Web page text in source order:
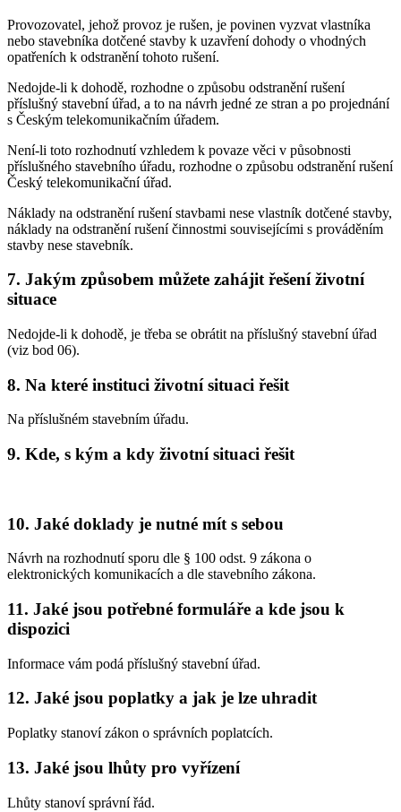
Provozovatel, jehož provoz je rušen, je povinen vyzvat vlastníka
nebo stavebníka dotčené stavby k uzavření dohody o vhodných
opatřeních k odstranění tohoto rušení.
Nedojde-li k dohodě, rozhodne o způsobu odstranění rušení
příslušný stavební úřad, a to na návrh jedné ze stran a po projednání
s Českým telekomunikačním úřadem.
Není-li toto rozhodnutí vzhledem k povaze věci v působnosti
příslušného stavebního úřadu, rozhodne o způsobu odstranění rušení
Český telekomunikační úřad.
Náklady na odstranění rušení stavbami nese vlastník dotčené stavby,
náklady na odstranění rušení činnostmi souvisejícími s prováděním
stavby nese stavebník.
7. Jakým způsobem můžete zahájit řešení životní
situace
Nedojde-li k dohodě, je třeba se obrátit na příslušný stavební úřad
(viz bod 06).
8. Na které instituci životní situaci řešit
Na příslušném stavebním úřadu.
9. Kde, s kým a kdy životní situaci řešit
10. Jaké doklady je nutné mít s sebou
Návrh na rozhodnutí sporu dle § 100 odst. 9 zákona o
elektronických komunikacích a dle stavebního zákona.
11. Jaké jsou potřebné formuláře a kde jsou k
dispozici
Informace vám podá příslušný stavební úřad.
12. Jaké jsou poplatky a jak je lze uhradit
Poplatky stanoví zákon o správních poplatcích.
13. Jaké jsou lhůty pro vyřízení
Lhůty stanoví správní řád.